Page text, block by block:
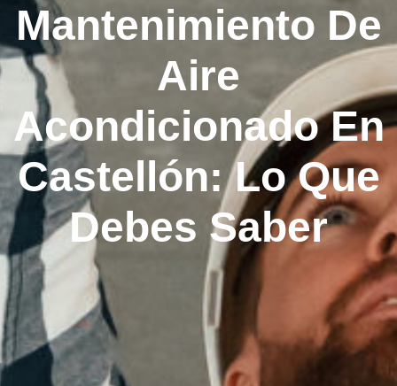
Mantenimiento De
Aire
Acondicionado En
Castellón: Lo Que
Debes Saber